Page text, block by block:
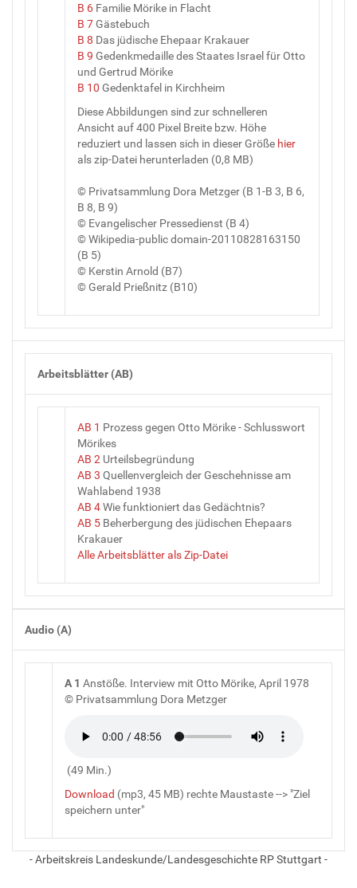
B 6 Familie Mörike in Flacht
B 7Gästebuch
B 8 Das jüdische Ehepaar Krakauer
B 9 Gedenkmedaille des Staates Israel für Otto
und Gertrud Mörike
B 10 Gedenktafel in Kirchheim
Diese Abbildungen sind zur schnelleren
Ansicht auf 400 Pixel Breite bzw. Höhe
reduziert und lassen sich in dieser Größe hier
als zip-Datei herunterladen (0,8 MB)
© Privatsammlung Dora Metzger (B 1-B 3, B 6,
B 8, B 9)
© Evangelischer Pressedienst (B 4)
© Wikipedia-public domain-20110828163150
(B 5)
© Kerstin Arnold (B7)
© Gerald Prießnitz (B10)
Arbeitsblätter (AB)
AB 1 Prozess gegen Otto Mörike - Schlusswort
Mörikes
AB 2 Urteilsbegründung
AB 3 Quellenvergleich der Geschehnisse am
Wahlabend 1938
AB 4Wie funktioniert das Gedächtnis?
AB 5 Beherbergung des jüdischen Ehepaars
Krakauer
Alle Arbeitsblätter als Zip-Datei
Audio (A)
A 1 Anstöße. Interview mit Otto Mörike, April 1978
© Privatsammlung Dora Metzger
(49 Min.)
Download (mp3, 45 MB) rechte Maustaste --> "Ziel
speichern unter"
- Arbeitskreis Landeskunde/Landesgeschichte RP Stuttgart -